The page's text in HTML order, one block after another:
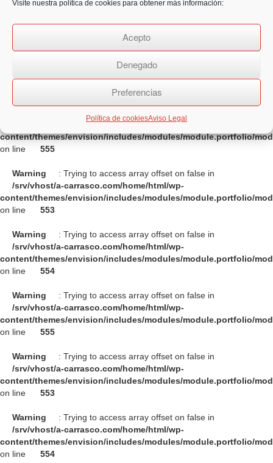
Visite nuestra política de cookies para obtener más información:
Acepto
Denegado
Preferencias
Política de cookiesAviso Legal
/srv/vhost/a-carrasco.com/home/html/wp-
on line
553
Warning
: Trying to access array offset on false in
/srv/vhost/a-carrasco.com/home/html/wp-
: Trying to access array offset on false in
/srv/vhost/a-carrasco.com/home/html/wp-
content/themes/envision/includes/modules/module.portfolio/
on line
555
Warning
: Trying to access array offset on false in
/srv/vhost/a-carrasco.com/home/html/wp-
content/themes/envision/includes/modules/module.portfolio/
on line
553
Warning
: Trying to access array offset on false in
/srv/vhost/a-carrasco.com/home/html/wp-
content/themes/envision/includes/modules/module.portfolio/
on line
554
Warning
: Trying to access array offset on false in
/srv/vhost/a-carrasco.com/home/html/wp-
content/themes/envision/includes/modules/module.portfolio/
on line
555
Warning
: Trying to access array offset on false in
/srv/vhost/a-carrasco.com/home/html/wp-
content/themes/envision/includes/modules/module.portfolio/
on line
553
Warning
: Trying to access array offset on false in
/srv/vhost/a-carrasco.com/home/html/wp-
content/themes/envision/includes/modules/module.portfolio/
on line
554